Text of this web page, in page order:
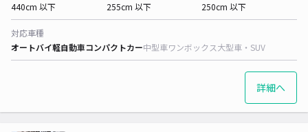
440cm 以下
255cm 以下
250cm 以下
対応車種
オートバイ軽自動車コンパクトカー中型車ワンボックス大型車・SUV
詳細へ